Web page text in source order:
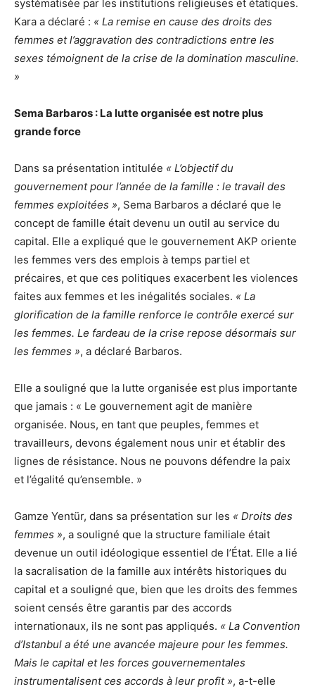
systématisée par les institutions religieuses et étatiques.
Kara a déclaré : « La remise en cause des droits des
femmes et l’aggravation des contradictions entre les
sexes témoignent de la crise de la domination masculine.
»
Sema Barbaros : La lutte organisée est notre plus
grande force
Dans sa présentation intitulée « L’objectif du
gouvernement pour l’année de la famille : le travail des
femmes exploitées », Sema Barbaros a déclaré que le
concept de famille était devenu un outil au service du
capital. Elle a expliqué que le gouvernement AKP oriente
les femmes vers des emplois à temps partiel et
précaires, et que ces politiques exacerbent les violences
faites aux femmes et les inégalités sociales. « La
glorification de la famille renforce le contrôle exercé sur
les femmes. Le fardeau de la crise repose désormais sur
les femmes », a déclaré Barbaros.
Elle a souligné que la lutte organisée est plus importante
que jamais : « Le gouvernement agit de manière
organisée. Nous, en tant que peuples, femmes et
travailleurs, devons également nous unir et établir des
lignes de résistance. Nous ne pouvons défendre la paix
et l’égalité qu’ensemble. »
Gamze Yentür, dans sa présentation sur les « Droits des
femmes », a souligné que la structure familiale était
devenue un outil idéologique essentiel de l’État. Elle a lié
la sacralisation de la famille aux intérêts historiques du
capital et a souligné que, bien que les droits des femmes
soient censés être garantis par des accords
internationaux, ils ne sont pas appliqués. « La Convention
d’Istanbul a été une avancée majeure pour les femmes.
Mais le capital et les forces gouvernementales
instrumentalisent ces accords à leur profit », a-t-elle